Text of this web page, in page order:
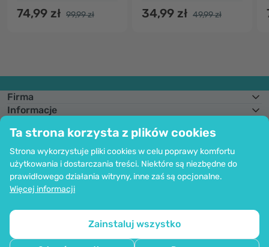
Ta strona korzysta z plików cookies
Strona wykorzystuje pliki cookies w celu poprawy komfortu
użytkowania i dostarczania treści. Niektóre są niezbędne do
prawidłowego działania witryny, inne zaś są opcjonalne.
Więcej informacji
Zainstaluj wszystko
74,99 zł 99,99 zł 34,99 zł 49,99 zł
Firma
Informacje
Pomoc i zamówienia
Możliwość opłaty kartą. Bezpieczeństwo danych osobowych zapewnia
kodowanie SSl.
Mapa strony